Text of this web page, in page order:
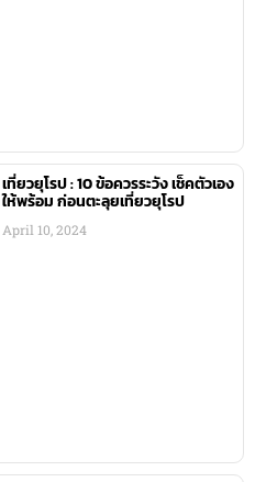
เที่ยวยุโรป : 10 ข้อควรระวัง เช็คตัวเอง
ให้พร้อม ก่อนตะลุยเที่ยวยุโรป
April 10, 2024